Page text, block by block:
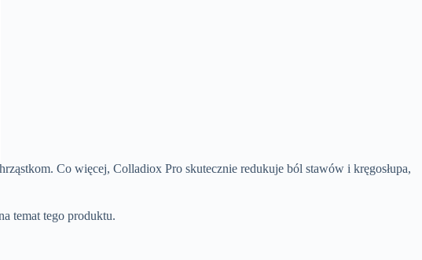
Co więcej, Colladiox Pro skutecznie redukuje ból stawów i kręgosłupa,
temat tego produktu.